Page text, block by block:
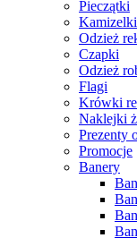
Pieczątki
Odzież
Czapki
Odzież
Flagi
Krówki
Naklejki
Prezenty
Promocje
Banery